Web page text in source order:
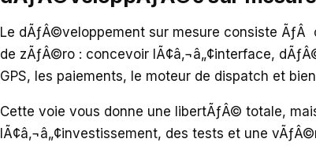
Le dÃƒÂ©veloppement sur mesure consiste
de zÃƒÂ©ro : concevoir lÃ¢â‚¬â„¢interface,
GPS, les paiements, le moteur de dispatch et
Cette voie vous donne une libertÃƒÂ© totale,
lÃ¢â‚¬â„¢investissement, des tests et une